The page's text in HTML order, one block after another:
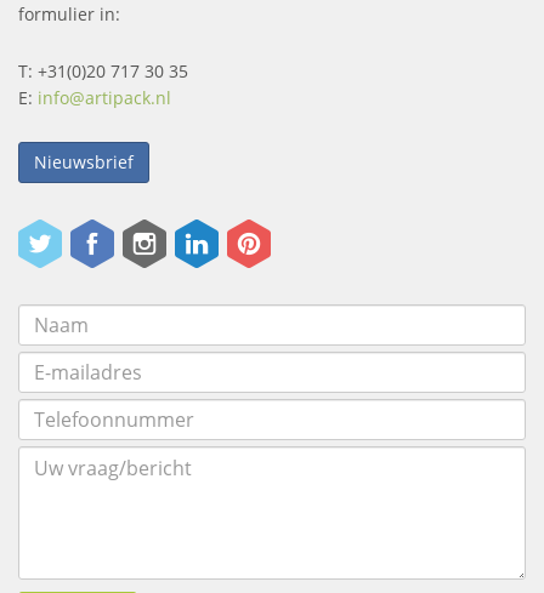
formulier in:
T: +31(0)20 717 30 35
E: info@artipack.nl
Nieuwsbrief